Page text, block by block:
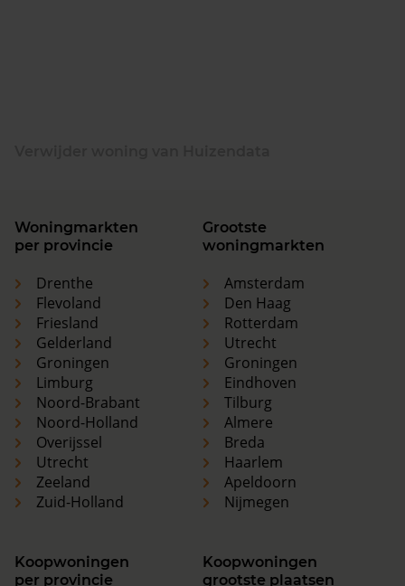
Woningmarkten
per provincie
Drenthe
Flevoland
Friesland
Gelderland
Groningen
Limburg
Noord-Brabant
Noord-Holland
Overijssel
Utrecht
Zeeland
Zuid-Holland
Grootste
woningmarkten
Amsterdam
Den Haag
Rotterdam
Utrecht
Groningen
Eindhoven
Tilburg
Almere
Breda
Haarlem
Apeldoorn
Nijmegen
Koopwoningen
per provincie
Koopwoningen
grootste plaatsen